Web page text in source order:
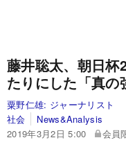
藤井聡太、朝日杯
たりにした「真の
粟野仁雄: ジャーナリスト
社会
News&Analysis
2019年3月2日 5:00
会員